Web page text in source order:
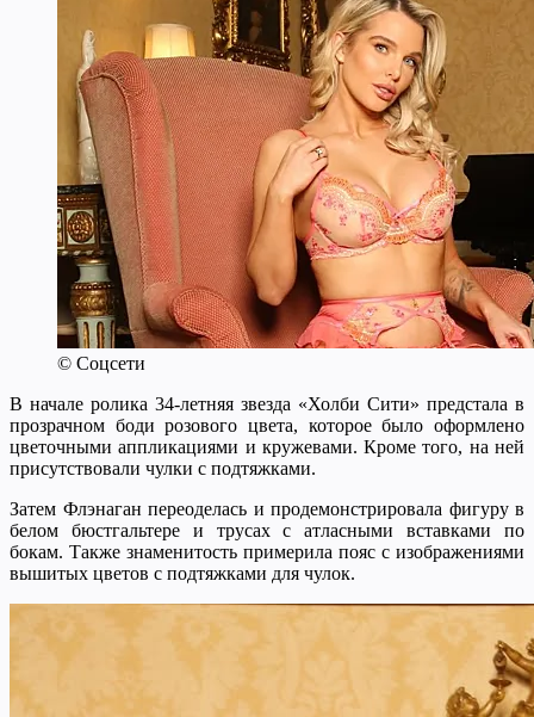
© Соцсети
В начале ролика 34-летняя звезда «Холби Сити» предстала в
прозрачном боди розового цвета, которое было оформлено
цветочными аппликациями и кружевами. Кроме того, на ней
присутствовали чулки с подтяжками.
Затем Флэнаган переоделась и продемонстрировала фигуру в
белом бюстгальтере и трусах с атласными вставками по
бокам. Также знаменитость примерила пояс с изображениями
вышитых цветов с подтяжками для чулок.